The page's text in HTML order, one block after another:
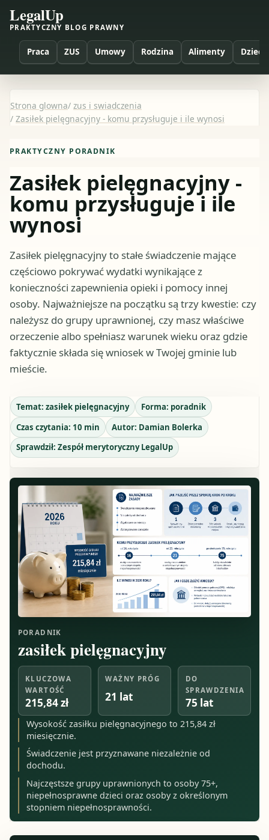
LegalUp
PRAKTYCZNY BLOG PRAWNY
Praca ZUS Umowy Rodzina Alimenty Dzieci
Strona glowna/ zus i swiadczenia
/ Zasiłek pielęgnacyjny - komu przysługuje i ile wynosi
PRAKTYCZNY PORADNIK
Zasiłek pielęgnacyjny -
komu przysługuje i ile
wynosi
Zasiłek pielęgnacyjny to stałe świadczenie mające
częściowo pokrywać wydatki wynikające z
konieczności zapewnienia opieki i pomocy innej
osoby. Najważniejsze na początku są trzy kwestie: czy
należysz do grupy uprawnionej, czy masz właściwe
orzeczenie albo spełniasz warunek wieku oraz gdzie
faktycznie składa się wniosek w Twojej gminie lub
mieście.
Temat: zasiłek pielęgnacyjny Forma: poradnik
Czas czytania: 10 min Autor: Damian Bolerka
Sprawdził: Zespół merytoryczny LegalUp
PORADNIK
zasiłek pielęgnacyjny
KLUCZOWA
WARTOŚĆ
215,84 zł
WAŻNY PRÓG
21 lat
DO
SPRAWDZENIA
75 lat
Wysokość zasiłku pielęgnacyjnego to 215,84 zł
miesięcznie.
Świadczenie jest przyznawane niezależnie od
dochodu.
Najczęstsze grupy uprawnionych to osoby 75+,
niepełnosprawne dzieci oraz osoby z określonym
stopniem niepełnosprawności.